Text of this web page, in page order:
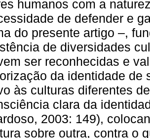
humanos com a
de defender e
do presente artigo –,
de diversidades
ser reconhecidas e
da identidade de
às culturas diferentes
clara da
2003: 149),
sobre outra, contra o